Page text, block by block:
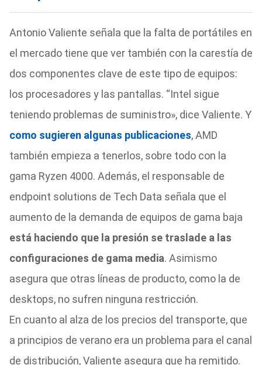
Antonio Valiente señala que la falta de portátiles en
el mercado tiene que ver también con la carestía de
dos componentes clave de este tipo de equipos:
los procesadores y las pantallas. “Intel sigue
teniendo problemas de suministro», dice Valiente. Y
como sugieren algunas publicaciones, AMD
también empieza a tenerlos, sobre todo con la
gama Ryzen 4000. Además, el responsable de
endpoint solutions de Tech Data señala que el
aumento de la demanda de equipos de gama baja
está haciendo que la presión se traslade a las
configuraciones de gama media. Asimismo
asegura que otras líneas de producto, como la de
desktops, no sufren ninguna restricción.
En cuanto al alza de los precios del transporte, que
a principios de verano era un problema para el canal
de distribución, Valiente asegura que ha remitido.